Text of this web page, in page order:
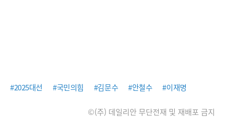
#2025대선 #국민의힘 #김문수 #안철수 #이재명
©(주) 데일리안 무단전재 및 재배포 금지